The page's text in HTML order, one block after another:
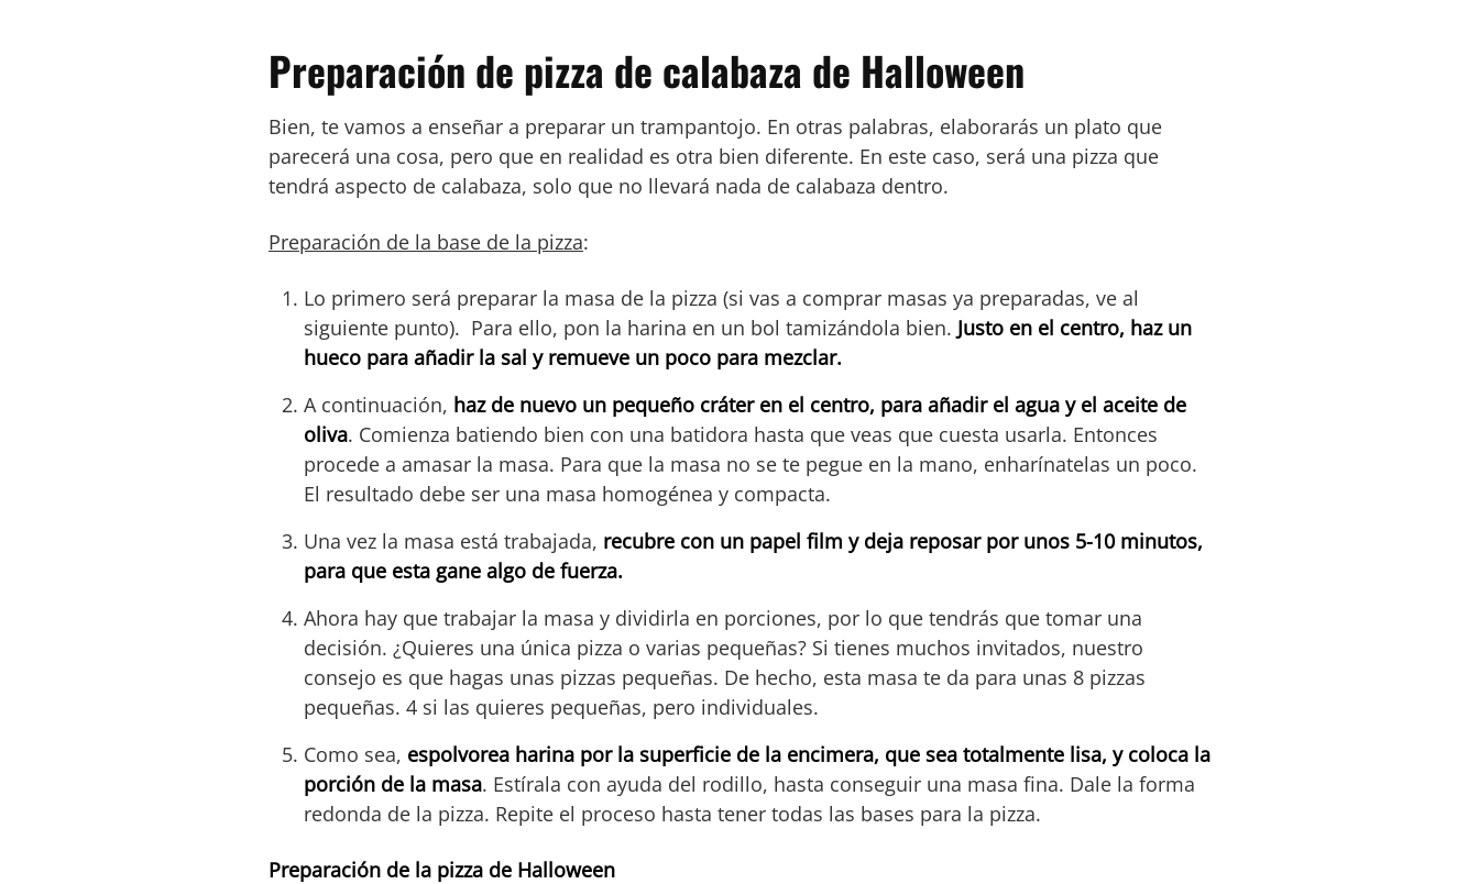
Preparación de pizza de calabaza de Halloween
Bien, te vamos a enseñar a preparar un trampantojo. En otras palabras, elaborarás un plato que
parecerá una cosa, pero que en realidad es otra bien diferente. En este caso, será una pizza que
tendrá aspecto de calabaza, solo que no llevará nada de calabaza dentro.
Preparación de la base de la pizza:
Lo primero será preparar la masa de la pizza (si vas a comprar masas ya preparadas, ve al
siguiente punto). Para ello, pon la harina en un bol tamizándola bien. Justo en el centro, haz un
hueco para añadir la sal y remueve un poco para mezclar.
A continuación, haz de nuevo un pequeño cráter en el centro, para añadir el agua y el aceite de
oliva. Comienza batiendo bien con una batidora hasta que veas que cuesta usarla. Entonces
procede a amasar la masa. Para que la masa no se te pegue en la mano, enharínatelas un poco.
El resultado debe ser una masa homogénea y compacta.
Una vez la masa está trabajada, recubre con un papel film y deja reposar por unos 5-10 minutos,
para que esta gane algo de fuerza.
Ahora hay que trabajar la masa y dividirla en porciones, por lo que tendrás que tomar una
decisión. ¿Quieres una única pizza o varias pequeñas? Si tienes muchos invitados, nuestro
consejo es que hagas unas pizzas pequeñas. De hecho, esta masa te da para unas 8 pizzas
pequeñas. 4 si las quieres pequeñas, pero individuales.
Como sea, espolvorea harina por la superficie de la encimera, que sea totalmente lisa, y coloca la
porción de la masa. Estírala con ayuda del rodillo, hasta conseguir una masa fina. Dale la forma
redonda de la pizza. Repite el proceso hasta tener todas las bases para la pizza.
Preparación de la pizza de Halloween